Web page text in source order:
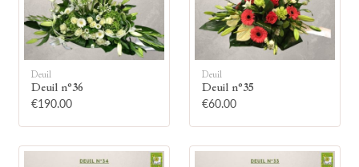
Allumez une bougie
Deuil
Deuil n°36
€190.00
Deuil
Deuil n°35
€60.00